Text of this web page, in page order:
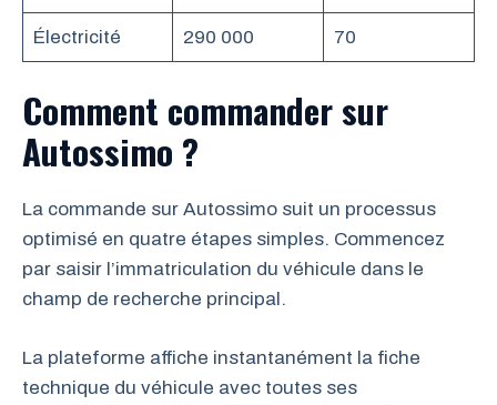
Électricité 290 000 70
Comment commander sur
Autossimo ?
La commande sur Autossimo suit un processus
optimisé en quatre étapes simples. Commencez
par saisir l’immatriculation du véhicule dans le
champ de recherche principal.
La plateforme affiche instantanément la fiche
technique du véhicule avec toutes ses